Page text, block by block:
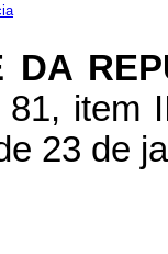
DA
81, item
23 de